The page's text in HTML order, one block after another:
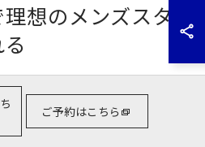
想のメンズスタ
現する高崎市の床屋
ヘアスタイルを実現するため
ご予約はこちら